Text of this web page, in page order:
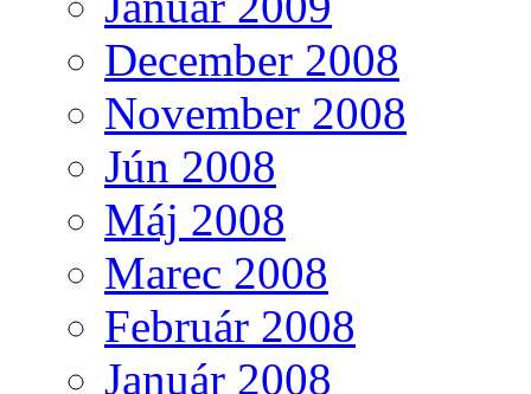
December 2008
November 2008
Jún 2008
Máj 2008
Marec 2008
Február 2008
Január 2008